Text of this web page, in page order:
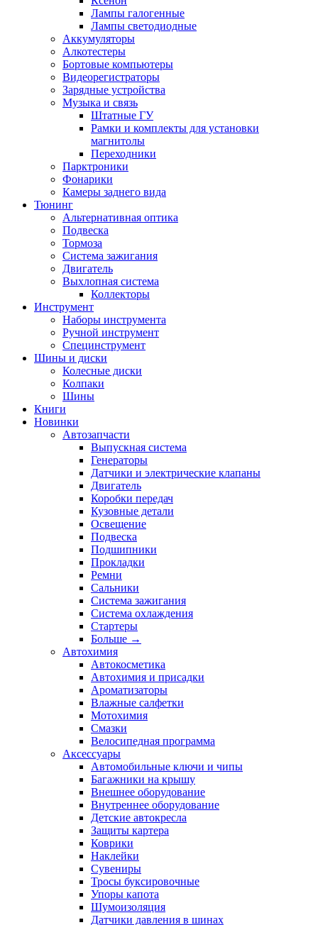
Лампы галогенные
Лампы светодиодные
Аккумуляторы
Алкотестеры
Бортовые компьютеры
Видеорегистраторы
Зарядные устройства
Музыка и связь
Штатные ГУ
Рамки и комплекты для установки
магнитолы
Переходники
Парктроники
Фонарики
Камеры заднего вида
Тюнинг
Альтернативная оптика
Подвеска
Тормоза
Система зажигания
Двигатель
Выхлопная система
Коллекторы
Инструмент
Наборы инструмента
Ручной инструмент
Специнструмент
Шины и диски
Колесные диски
Колпаки
Шины
Книги
Новинки
Автозапчасти
Выпускная система
Генераторы
Датчики и электрические клапаны
Двигатель
Коробки передач
Кузовные детали
Освещение
Подвеска
Подшипники
Прокладки
Ремни
Сальники
Система зажигания
Система охлаждения
Стартеры
Больше →
Автохимия
Автокосметика
Автохимия и присадки
Ароматизаторы
Влажные салфетки
Мотохимия
Смазки
Велосипедная программа
Аксессуары
Автомобильные ключи и чипы
Багажники на крышу
Внешнее оборудование
Внутреннее оборудование
Детские автокресла
Защиты картера
Коврики
Наклейки
Сувениры
Тросы буксировочные
Упоры капота
Шумоизоляция
Датчики давления в шинах